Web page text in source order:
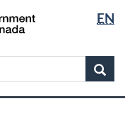
la
langue
la
langue
EN